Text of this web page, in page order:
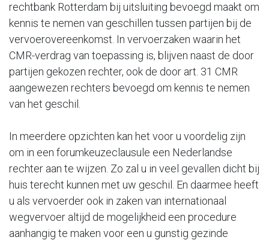
rechtbank Rotterdam bij uitsluiting bevoegd maakt om
kennis te nemen van geschillen tussen partijen bij de
vervoerovereenkomst. In vervoerzaken waarin het
CMR-verdrag van toepassing is, blijven naast de door
partijen gekozen rechter, ook de door art. 31 CMR
aangewezen rechters bevoegd om kennis te nemen
van het geschil.
In meerdere opzichten kan het voor u voordelig zijn
om in een forumkeuzeclausule een Nederlandse
rechter aan te wijzen. Zo zal u in veel gevallen dicht bij
huis terecht kunnen met uw geschil. En daarmee heeft
u als vervoerder ook in zaken van internationaal
wegvervoer altijd de mogelijkheid een procedure
aanhangig te maken voor een u gunstig gezinde